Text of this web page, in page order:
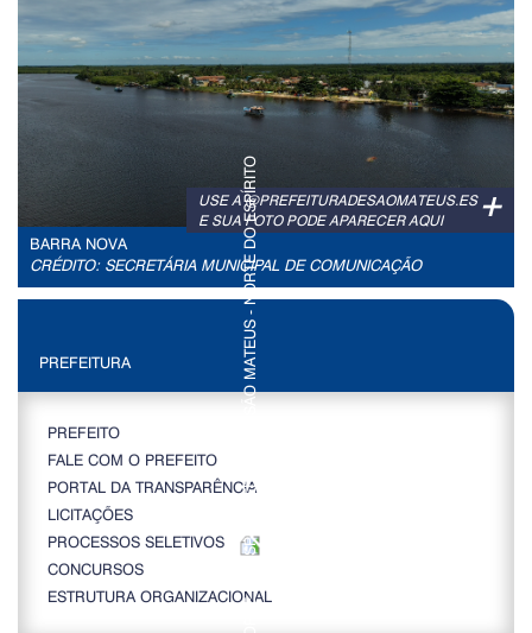
+
USE A @PREFEITURADESAOMATEUS.ES
E SUA FOTO PODE APARECER AQUI
BARRA NOVA
CRÉDITO: SECRETÁRIA MUNICIPAL DE COMUNICAÇÃO
PREFEITURA
PREFEITO
FALE COM O PREFEITO
PORTAL DA TRANSPARÊNCIA
LICITAÇÕES
PROCESSOS SELETIVOS
CONCURSOS
ESTRUTURA ORGANIZACIONAL